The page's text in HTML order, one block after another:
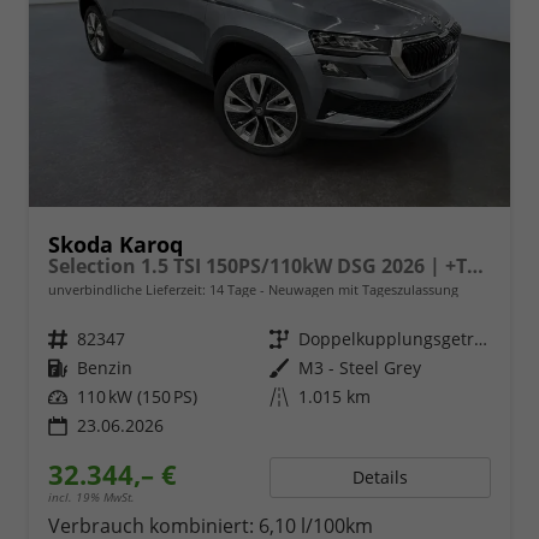
Skoda Karoq
Selection 1.5 TSI 150PS/110kW DSG 2026 | +TravelAssist +RFK & Parksensoren +Var. Gepäckraumboden
unverbindliche Lieferzeit: 14 Tage Neuwagen mit Tageszulassung
Fahrzeugnr. 82347 Getriebe
Doppelkupplungsgetriebe (DSG)
Kraftstoff Benzin Außenfarbe M3 - Steel Grey
Leistung 110 kW (150 PS) Kilometerstand 1.015 km
23.06.2026
32.344,– €
incl. 19% MwSt.
Details
Verbrauch kombiniert: 6,10 l/100km